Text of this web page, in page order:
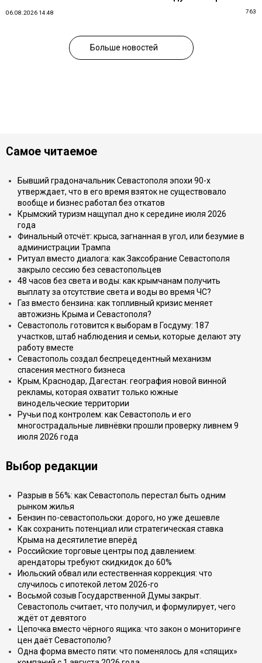
06.08.2026 14:48 763
Больше новостей
Самое читаемое
Бывший градоначальник Севастополя эпохи 90-х
утверждает, что в его время взяток не существовало
вообще и бизнес работал без откатов
Крымский туризм нащупал дно к середине июля 2026
года
Финальный отсчёт: крыса, загнанная в угол, или безумие в
администрации Трампа
Ритуал вместо диалога: как Заксобрание Севастополя
закрыло сессию без севастопольцев
48 часов без света и воды: как крымчанам получить
выплату за отсутствие света и воды во время ЧС?
Газ вместо бензина: как топливный кризис меняет
автожизнь Крыма и Севастополя?
Севастополь готовится к выборам в Госдуму: 187
участков, штаб наблюдения и семьи, которые делают эту
работу вместе
Севастополь создал беспрецедентный механизм
спасения местного бизнеса
Крым, Краснодар, Дагестан: география новой винной
рекламы, которая охватит только южные
винодельческие территории
Ручьи под контролем: как Севастополь и его
многострадальные ливнёвки прошли проверку ливнем 9
июля 2026 года
Выбор редакции
Разрыв в 56%: как Севастополь перестал быть одним
рынком жилья
Бензин по-севастопольски: дорого, но уже дешевле
Как сохранить потенциал или стратегическая ставка
Крыма на десятилетие вперёд
Российские торговые центры под давлением:
арендаторы требуют скидкидок до 60%
Июльский обвал или естественная коррекция: что
случилось с ипотекой летом 2026-го
Восьмой созыв Государственной Думы закрыт.
Севастополь считает, что получил, и формулирует, чего
ждёт от девятого
Цепочка вместо чёрного ящика: что закон о мониторинге
цен даёт Севастополю?
Одна форма вместо пяти: что поменялось для «спящих»